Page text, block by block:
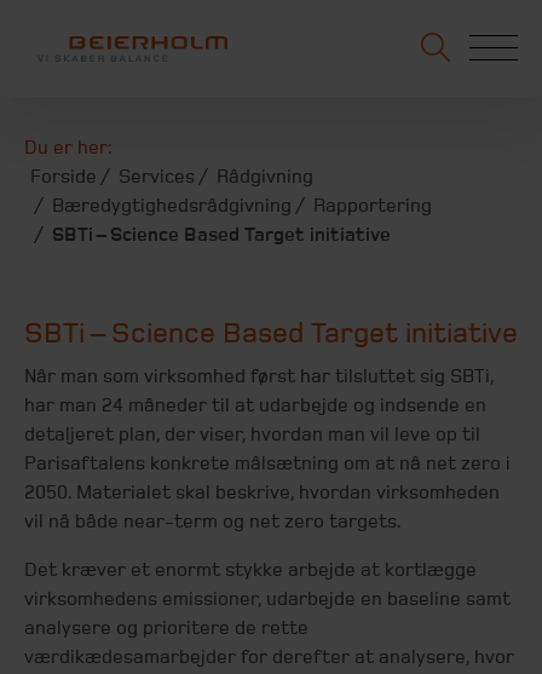
Du er her:
Forside
Services
Rådgivning
Bæredygtighedsrådgivning
Rapportering
SBTi – Science Based Target initiative
SBTi – Science Based Target initiative
Når man som virksomhed først har tilsluttet sig SBTi,
har man 24 måneder til at udarbejde og indsende en
detaljeret plan, der viser, hvordan man vil leve op til
Parisaftalens konkrete målsætning om at nå net zero i
2050. Materialet skal beskrive, hvordan virksomheden
vil nå både near-term og net zero targets.
Det kræver et enormt stykke arbejde at kortlægge
virksomhedens emissioner, udarbejde en baseline samt
analysere og prioritere de rette
værdikædesamarbejder for derefter at analysere, hvor